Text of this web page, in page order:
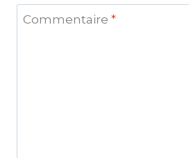
Commentaire *